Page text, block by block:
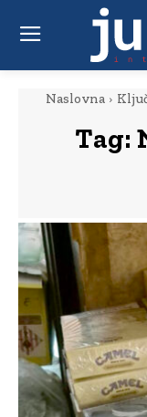
Naslovna
Tag: